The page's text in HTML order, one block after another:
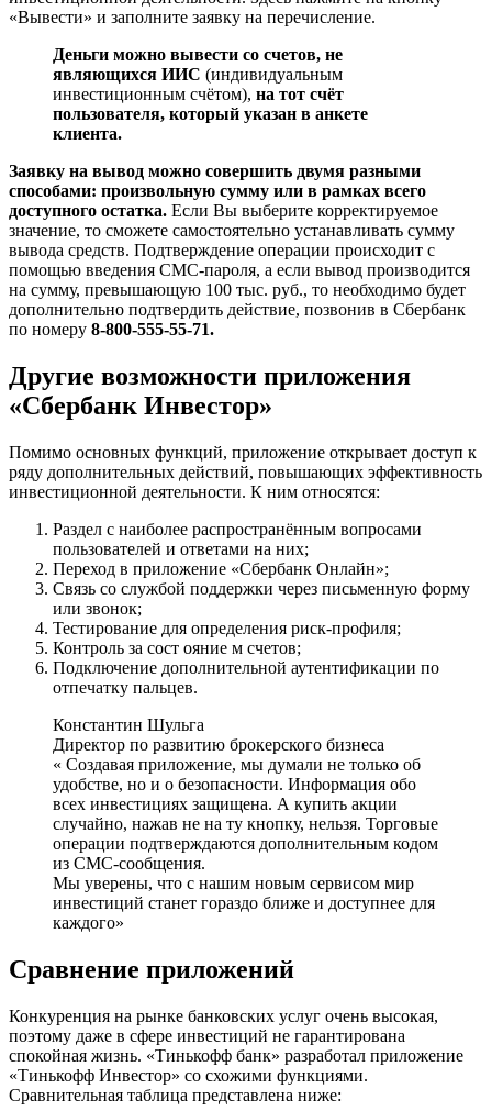
«Вывести» и заполните заявку на перечисление.
Деньги можно вывести со счетов, не
являющихся ИИС (индивидуальным
инвестиционным счётом), на тот счёт
пользователя, который указан в анкете
клиента.
Заявку на вывод можно совершить двумя разными
способами: произвольную сумму или в рамках всего
доступного остатка. Если Вы выберите корректируемое
значение, то сможете самостоятельно устанавливать сумму
вывода средств. Подтверждение операции происходит с
помощью введения СМС-пароля, а если вывод производится
на сумму, превышающую 100 тыс. руб., то необходимо будет
дополнительно подтвердить действие, позвонив в Сбербанк
по номеру 8-800-555-55-71.
Другие возможности приложения
«Сбербанк Инвестор»
Помимо основных функций, приложение открывает доступ к
ряду дополнительных действий, повышающих эффективность
инвестиционной деятельности. К ним относятся:
Раздел с наиболее распространённым вопросами
пользователей и ответами на них;
Переход в приложение «Сбербанк Онлайн»;
Связь со службой поддержки через письменную форму
или звонок;
Тестирование для определения риск-профиля;
Контроль за сост ояние м счетов;
Подключение дополнительной аутентификации по
отпечатку пальцев.
Константин Шульга
Директор по развитию брокерского бизнеса
« Создавая приложение, мы думали не только об
удобстве, но и о безопасности. Информация обо
всех инвестициях защищена. А купить акции
случайно, нажав не на ту кнопку, нельзя. Торговые
операции подтверждаются дополнительным кодом
из СМС-сообщения.
Мы уверены, что с нашим новым сервисом мир
инвестиций станет гораздо ближе и доступнее для
каждого»
Сравнение приложений
Конкуренция на рынке банковских услуг очень высокая,
поэтому даже в сфере инвестиций не гарантирована
спокойная жизнь. «Тинькофф банк» разработал приложение
«Тинькофф Инвестор» со схожими функциями.
Сравнительная таблица представлена ниже: